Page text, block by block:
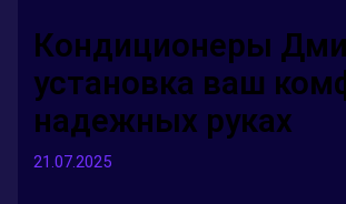
Кондиционеры
установка ваш
надежных руках
21.07.2025